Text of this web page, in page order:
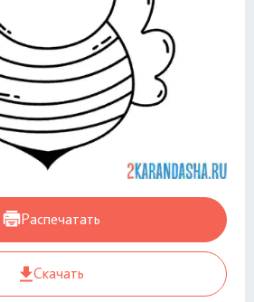
Распечатать
Скачать